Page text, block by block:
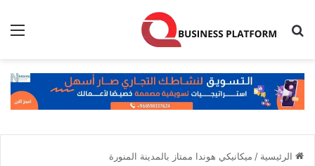
بحث عن
الرئيسية / ميكانيكي هوندا ممتاز بالمدينة المنورة